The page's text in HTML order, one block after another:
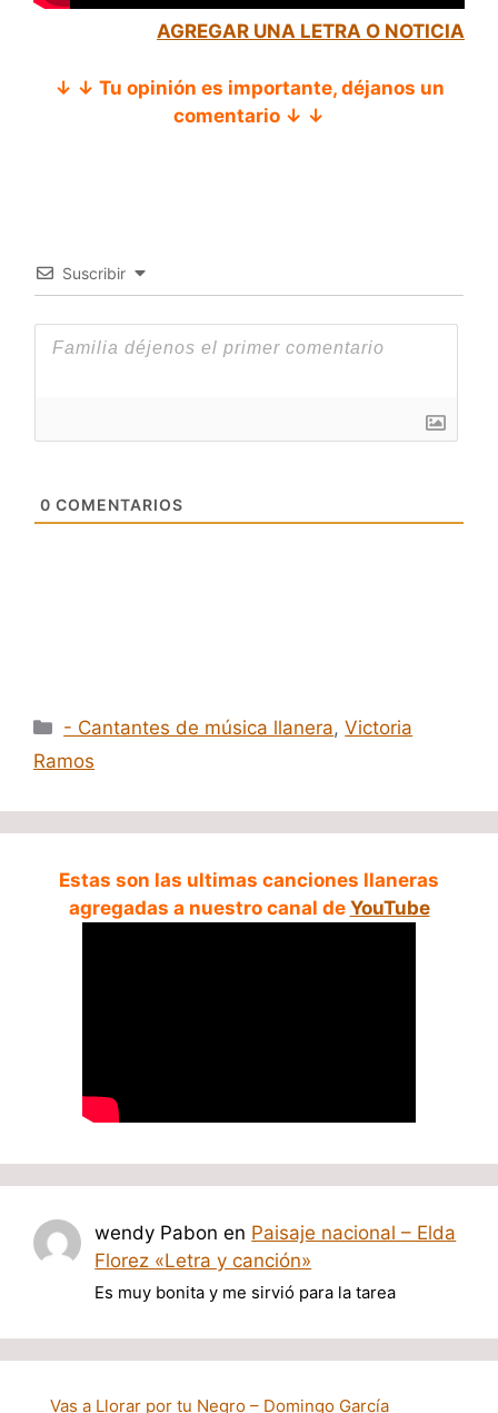
AGREGAR UNA LETRA O NOTICIA
↓ ↓ Tu opinión es importante, déjanos un
comentario ↓ ↓
Suscribir
0 COMENTARIOS
Categorías
- Cantantes de música llanera,Victoria
Ramos
Estas son las ultimas canciones llaneras
agregadas a nuestro canal de YouTube
wendy Pabon en Paisaje nacional – Elda
Florez «Letra y canción»
Es muy bonita y me sirvió para la tarea
Vas a Llorar por tu Negro – Domingo García